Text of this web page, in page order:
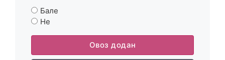
Бале
Не
Овоз додан